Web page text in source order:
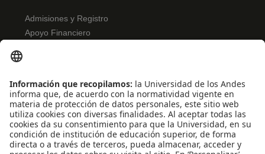
Admisiones y Registro
Apoyo Financiero
INFORMACIÓN PARA
Profesores
Administrativos